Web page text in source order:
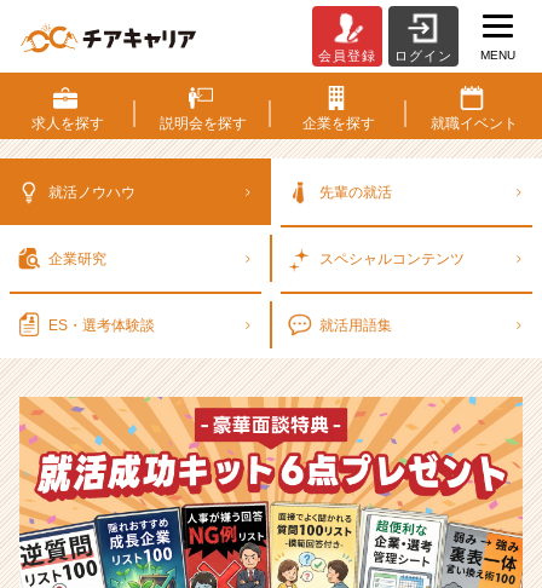
考
対
策・
ウ
ベ
ン
チ
ャ
ー・
成
長
企
会員登録 ログイン MENU
求人を探す 説明会を探す 企業を探す 就職イベント
就活ノウハウ 先輩の就活
企業研究 スペシャルコンテンツ
ES・選考体験談 就活用語集